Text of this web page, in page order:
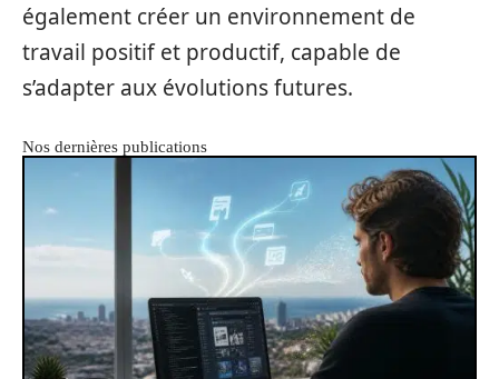
également créer un environnement de
travail positif et productif, capable de
s’adapter aux évolutions futures.
Nos dernières publications